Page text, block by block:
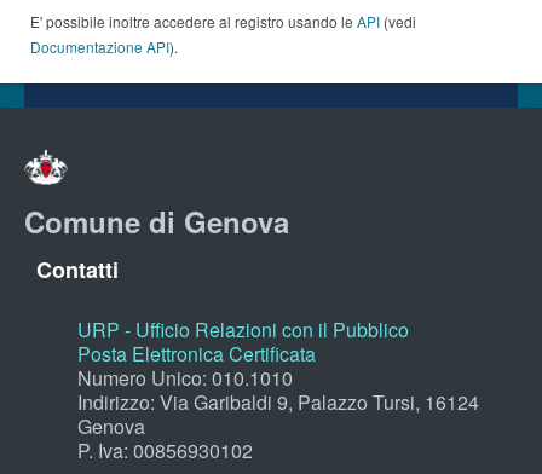
E' possibile inoltre accedere al registro usando le API (vedi
Documentazione API).
Comune di Genova
Contatti
URP - Ufficio Relazioni con il Pubblico
Posta Elettronica Certificata
Numero Unico: 010.1010
Indirizzo: Via Garibaldi 9, Palazzo Tursi, 16124
Genova
P. Iva: 00856930102